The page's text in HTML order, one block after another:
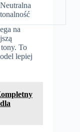
Neutralna
tonalność
na
To
lepiej